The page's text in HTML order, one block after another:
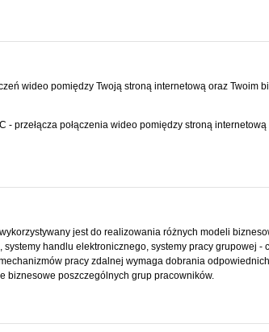
wideo pomiędzy Twoją stroną internetową oraz Twoim
- przełącza połączenia wideo pomiędzy stroną
jest do realizowania różnych modeli
handlu elektronicznego, systemy pracy grupowej -
pracy zdalnej wymaga dobrania
biznesowe poszczególnych grup pracowników.